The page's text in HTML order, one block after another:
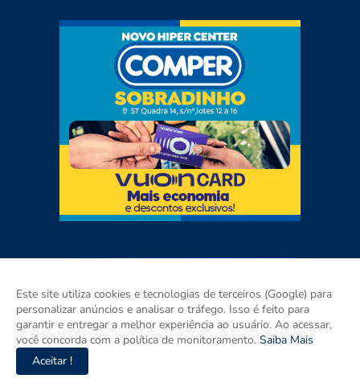
Este site utiliza cookies e tecnologias de terceiros (Google) para
personalizar anúncios e analisar o tráfego. Isso é feito para
garantir e entregar a melhor experiência ao usuário. Ao acessar,
você concorda com a política de monitoramento. Saiba Mais
Aceitar !